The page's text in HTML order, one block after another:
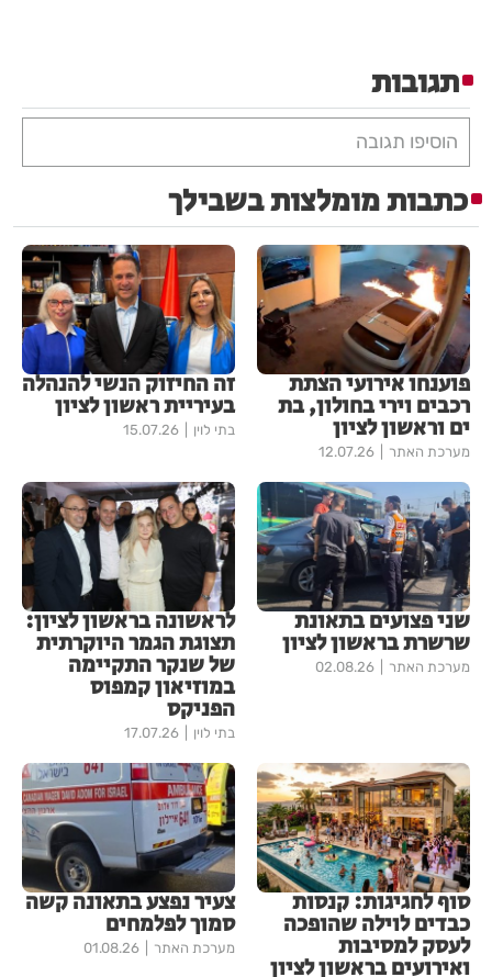
תגובות
הוסיפו תגובה
כתבות מומלצות בשבילך
פוענחו אירועי הצתת
רכבים וירי בחולון, בת
ים וראשון לציון
מערכת האתר 12.07.26
זה החיזוק הנשי להנהלה
בעיריית ראשון לציון
בתי לוין 15.07.26
שני פצועים בתאונת
שרשרת בראשון לציון
מערכת האתר 02.08.26
לראשונה בראשון לציון:
תצוגת הגמר היוקרתית
של שנקר התקיימה
במוזיאון קמפוס
הפניקס
בתי לוין 17.07.26
סוף לחגיגות: קנסות
כבדים לוילה שהופכה
לעסק למסיבות
ואירועים בראשון לציון
צעיר נפצע בתאונה קשה
סמוך לפלמחים
מערכת האתר 01.08.26